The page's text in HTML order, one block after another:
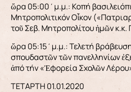
ὥρα 05:00΄μ.μ.: Κοπή
Μητροπολιτικόν Οἶκον
τοῦ Σεβ. Μητροπολίτου ἡμῶν κ.κ.
ὥρα 05:15΄μ.μ.: Τελετή
σπουδαστῶν τῶν πανελληνίων
ἀπό τήν «Ἐφορεία Σχολῶν
ΤΕΤΑΡΤΗ 01.01.2020